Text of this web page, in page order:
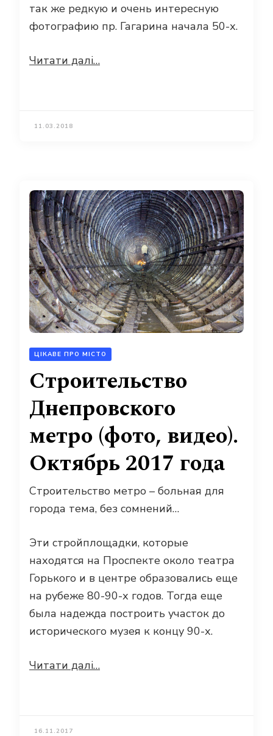
так же редкую и очень интересную
фотографию пр. Гагарина начала 50-х.
Читати далі…
11.03.2018
ЦІКАВЕ ПРО МІСТО
Строительство
Днепровского
метро (фото, видео).
Октябрь 2017 года
Строительство метро – больная для
города тема, без сомнений…
Эти стройплощадки, которые
находятся на Проспекте около театра
Горького и в центре образовались еще
на рубеже 80-90-х годов. Тогда еще
была надежда построить участок до
исторического музея к концу 90-х.
Читати далі…
16.11.2017